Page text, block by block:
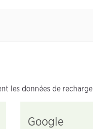
les données de
Google